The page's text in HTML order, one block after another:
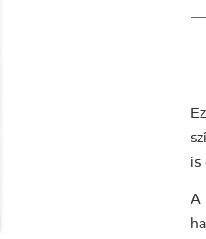
is
A